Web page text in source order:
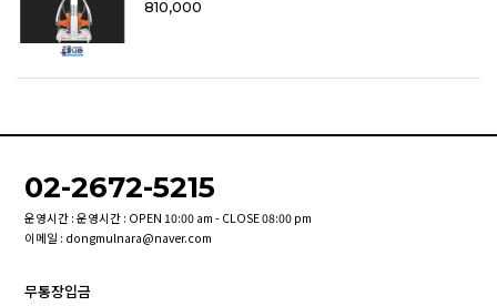
810,000
02-2672-5215
운영시간 : 운영시간 : OPEN 10:00 am - CLOSE 08:00 pm
이메일 : dongmulnara@naver.com
무통장입금